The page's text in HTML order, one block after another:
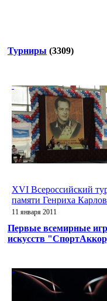
Турниры (3309)
XVI Всероссийский
памяти Генриха
11 января 2011
Первые всемирные
искусств